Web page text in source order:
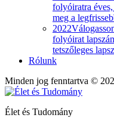
folyóiratra
meg a
2022
folyóirat
tetszőleges
Rólunk
Minden jog fenntartva ©
Élet és Tudomány